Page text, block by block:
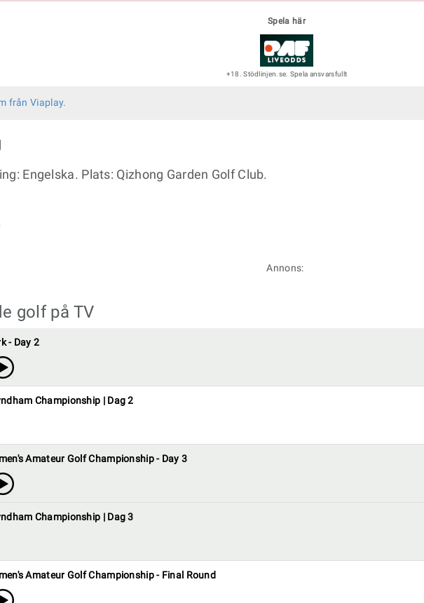
Spela här
+18. Stödlinjen.se. Spela ansvarsfullt
från Viaplay.
Engelska. Plats: Qizhong Garden Golf Club.
Annons:
golf på TV
- Day 2
Championship | Dag 2
Amateur Golf Championship - Day 3
Championship | Dag 3
Amateur Golf Championship - Final Round